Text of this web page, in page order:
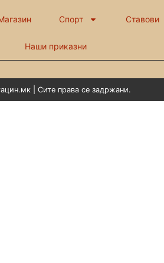
Спорт Ставови
Наши приказни
| Сите права се задржани.